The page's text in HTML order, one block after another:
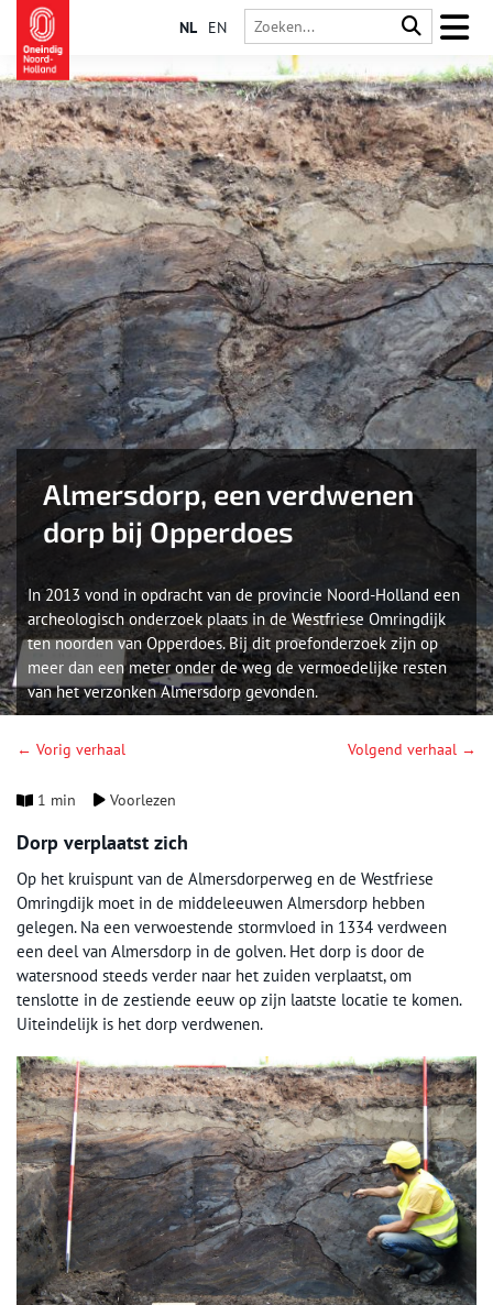
NL EN
Almersdorp, een verdwenen
dorp bij Opperdoes
In 2013 vond in opdracht van de provincie Noord-Holland een
archeologisch onderzoek plaats in de Westfriese Omringdijk
ten noorden van Opperdoes. Bij dit proefonderzoek zijn op
meer dan een meter onder de weg de vermoedelijke resten
van het verzonken Almersdorp gevonden.
← Vorig verhaal Volgend verhaal →
1 min Voorlezen
Dorp verplaatst zich
Op het kruispunt van de Almersdorperweg en de Westfriese
Omringdijk moet in de middeleeuwen Almersdorp hebben
gelegen. Na een verwoestende stormvloed in 1334 verdween
een deel van Almersdorp in de golven. Het dorp is door de
watersnood steeds verder naar het zuiden verplaatst, om
tenslotte in de zestiende eeuw op zijn laatste locatie te komen.
Uiteindelijk is het dorp verdwenen.